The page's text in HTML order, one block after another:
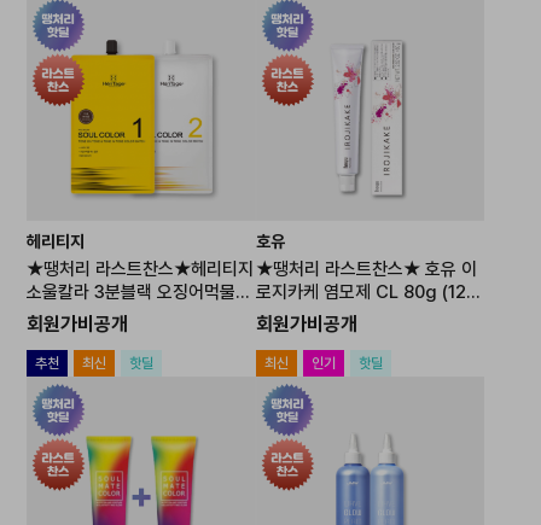
헤리티지
★땡처리 라스트찬스★헤리티지
소울칼라 3분블랙 오징어먹물
염모제 500g
회원가비공개
추천 최신 핫딜
호유
★땡처리 라스트찬스★ 호유 이
로지카케 염모제 CL 80g (12개
당 산화제1개 포함)
회원가비공개
최신 인기 핫딜